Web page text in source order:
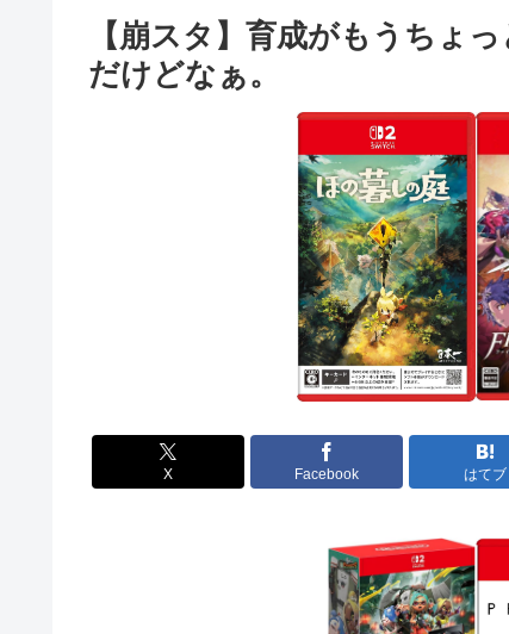
【崩スタ】育成がもうちょ
だけどなぁ。
X Facebook はてブ